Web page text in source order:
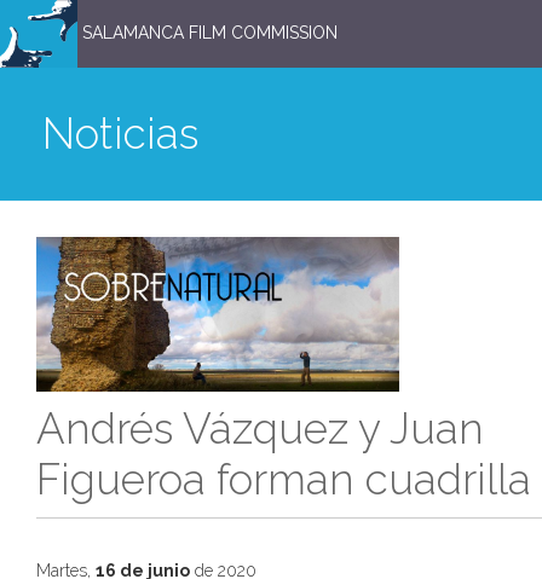
SALAMANCA FILM COMMISSION
Noticias
Andrés Vázquez y Juan
Figueroa forman cuadrilla
Martes, 16 de junio de 2020